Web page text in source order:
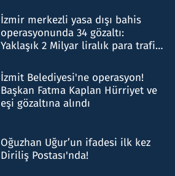
İzmir merkezli yasa dışı bahis
operasyonunda 34 gözaltı:
Yaklaşık 2 Milyar liralık para trafiği
İzmit Belediyesi'ne operasyon!
Başkan Fatma Kaplan Hürriyet ve
eşi gözaltına alındı
Oğuzhan Uğur’un ifadesi ilk kez
Diriliş Postası'nda!